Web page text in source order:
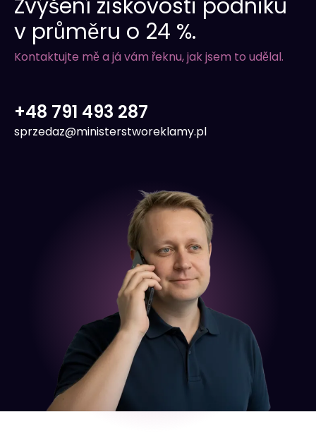
Zvýšení ziskovosti podniku
v průměru o 24 %.
Kontaktujte mě a já vám řeknu, jak jsem to udělal.
+48 791 493 287
sprzedaz@ministerstworeklamy.pl